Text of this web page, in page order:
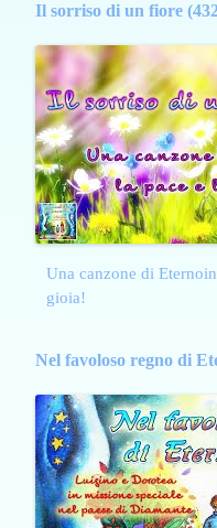
Il sorriso di un fiore
Una canzone di
gioia!
Nel favoloso regno di